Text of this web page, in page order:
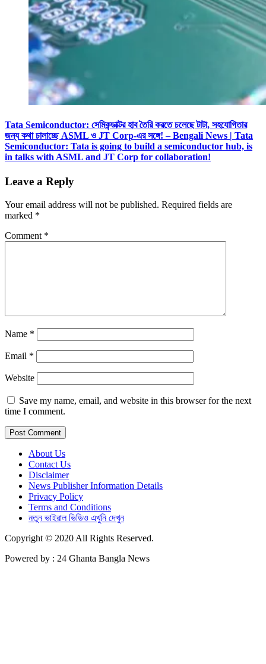
Tata Semiconductor: সেমিকন্ডাক্টর হাব তৈরি করতে চলেছে টাটা, সহযোগিতার
জন্য কথা চালাচ্ছে ASML ও JT Corp-এর সঙ্গে! – Bengali News | Tata
Semiconductor: Tata is going to build a semiconductor hub, is
in talks with ASML and JT Corp for collaboration!
Leave a Reply
Your email address will not be published. Required fields are
marked *
Comment *
Name *
Email *
Website
Save my name, email, and website in this browser for the next
time I comment.
About Us
Contact Us
Disclaimer
News Publisher Information Details
Privacy Policy
Terms and Conditions
নতুন ভাইরাল ভিডিও এখুনি দেখুন
Copyright © 2020 All Rights Reserved.
Powered by : 24 Ghanta Bangla News